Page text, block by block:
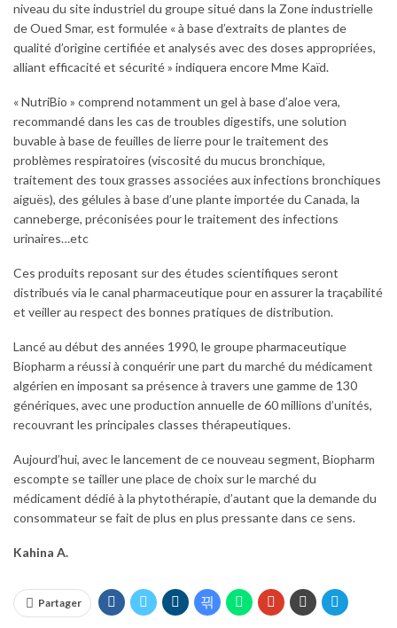
niveau du site industriel du groupe situé dans la Zone industrielle
de Oued Smar, est formulée « à base d’extraits de plantes de
qualité d’origine certifiée et analysés avec des doses appropriées,
alliant efficacité et sécurité » indiquera encore Mme Kaïd.
« NutriBio » comprend notamment un gel à base d’aloe vera,
recommandé dans les cas de troubles digestifs, une solution
buvable à base de feuilles de lierre pour le traitement des
problèmes respiratoires (viscosité du mucus bronchique,
traitement des toux grasses associées aux infections bronchiques
aiguës), des gélules à base d’une plante importée du Canada, la
canneberge, préconisées pour le traitement des infections
urinaires…etc
Ces produits reposant sur des études scientifiques seront
distribués via le canal pharmaceutique pour en assurer la traçabilité
et veiller au respect des bonnes pratiques de distribution.
Lancé au début des années 1990, le groupe pharmaceutique
Biopharm a réussi à conquérir une part du marché du médicament
algérien en imposant sa présence à travers une gamme de 130
génériques, avec une production annuelle de 60 millions d’unités,
recouvrant les principales classes thérapeutiques.
Aujourd’hui, avec le lancement de ce nouveau segment, Biopharm
escompte se tailler une place de choix sur le marché du
médicament dédié à la phytothérapie, d’autant que la demande du
consommateur se fait de plus en plus pressante dans ce sens.
Kahina A.
Partager